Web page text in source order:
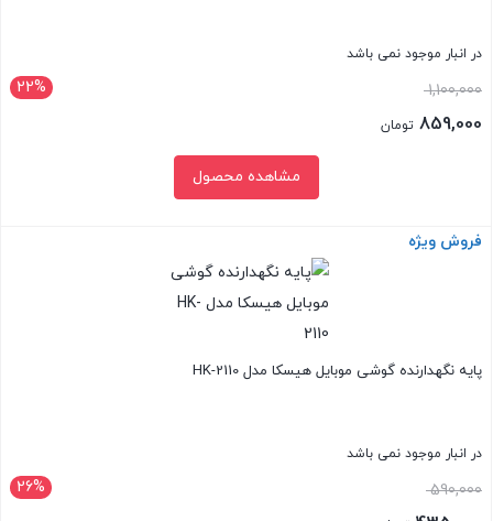
در انبار موجود نمی باشد
22% 1,100,000قیمت
اصلی:859,000 تومان
مشاهده محصول
بستن
فروش ویژه
پایه نگهدارنده گوشی موبایل هیسکا مدل HK-2110
در انبار موجود نمی باشد
26% 590,000قیمت